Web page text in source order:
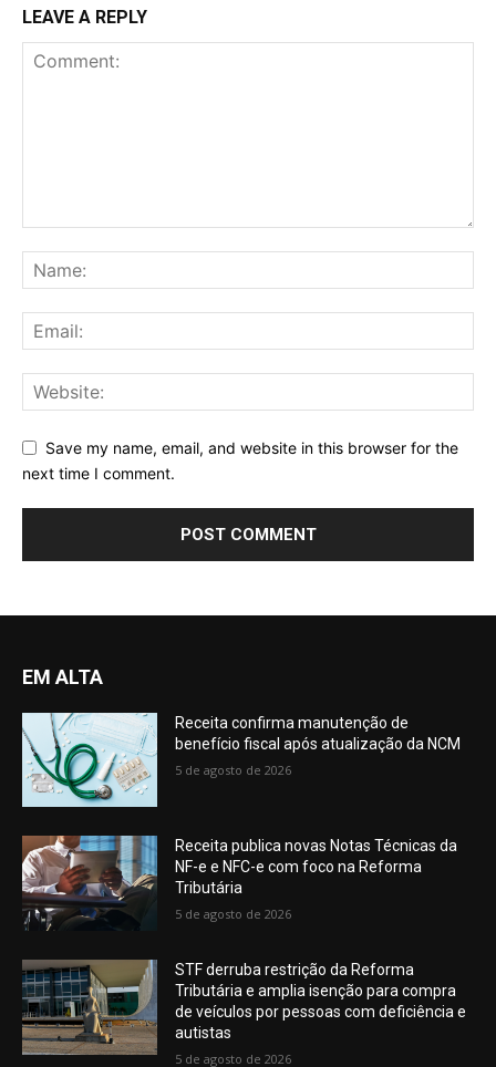
LEAVE A REPLY
Save my name, email, and website in this browser for the
next time I comment.
EM ALTA
Receita confirma manutenção de
benefício fiscal após atualização da NCM
5 de agosto de 2026
Receita publica novas Notas Técnicas da
NF-e e NFC-e com foco na Reforma
Tributária
5 de agosto de 2026
STF derruba restrição da Reforma
Tributária e amplia isenção para compra
de veículos por pessoas com deficiência e
autistas
5 de agosto de 2026